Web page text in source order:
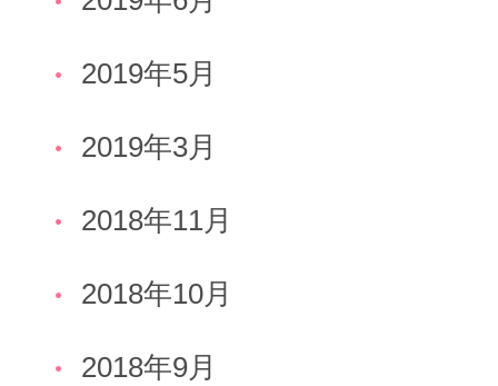
2019年5月
2019年3月
2018年11月
2018年10月
2018年9月